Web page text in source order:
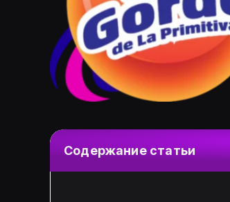
Содержание статьи